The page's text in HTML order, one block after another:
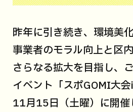
昨年に引き続き、環境美
事業者のモラル向上と区
さらなる拡大を目指し、
イベント「スポGOMI大
11月15日（土曜）に開催